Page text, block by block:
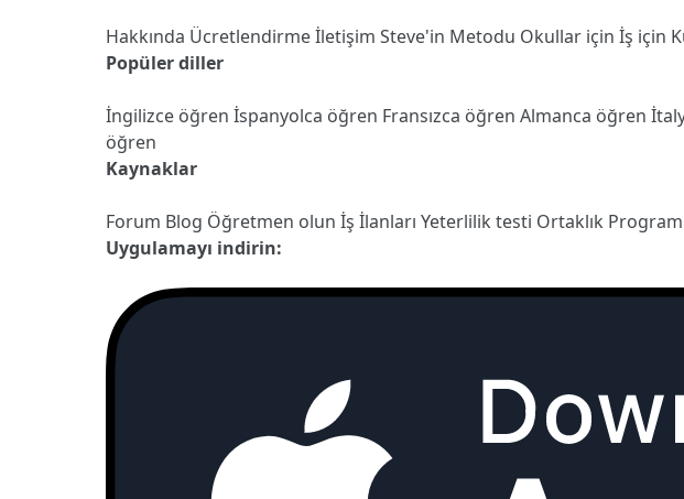
Hakkında Ücretlendirmeİletişim Steve'in Metodu Okullar için İş için
Popüler diller
İngilizce öğren İspanyolca öğren Fransızca öğren Almanca öğren
öğren
Kaynaklar
Forum Blog Öğretmen olun İş İlanları Yeterlilik testi Ortaklık
Uygulamayı indirin: